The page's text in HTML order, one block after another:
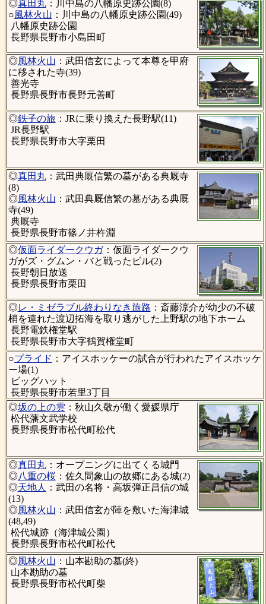
◎真田丸：川中島の八幡原史跡公園(8)
○風林火山 ：川中島の八幡原史跡公園(49)
八幡原史跡公園
長野県長野市小島田町
◎風林火山 ：武田信玄によって本尊を甲府
に移された寺(39)
善光寺
長野県長野市長野元善町
◎鉄子の旅 ：JRに乗り換えた長野駅(11)
JR長野駅
長野県長野市大字栗田
◎真田丸：武田典厩信繁の墓がある典厩寺
(8)
◎風林火山 ：武田典厩信繁の墓がある典厩
寺(49)
典厩寺
長野県長野市篠ノ井杵淵
◎仮面ライダークウガ：仮面ライダークウ
ガがズ・グムン・バと戦ったビル(2)
長野朝日放送
長野県長野市栗田
◎レ・ミゼラブル終わりなき旅路 ：斎藤涼介が幼少の不破
梢を連れた渡辺拓海を取り逃がした上野駅の地下ホーム
長野電鉄権堂駅
長野県長野市大字鶴賀権堂町
○プライド ：アイスホッケーの試合が行われたアイスホッケ
ー場(1)
ビッグハット
長野県長野市若里3丁目
◎坂の上の雲 ：秋山久敬が働く愛媛県庁
松代藩文武学校
長野県長野市松代町松代
◎真田丸：オープニングに出てくる城門
◎八重の桜：佐久間象山の故郷にある城(2)
◎天地人
：武田の名将・高坂弾正昌信の城
(13)
◎風林火山 ：武田信玄が陣を敷いた海津城
(48,49)
松代城跡（海津城公園）
長野県長野市松代町松代
◎風林火山 ：山本勘助の墓(終)
山本勘助の墓
長野県長野市松代町柴